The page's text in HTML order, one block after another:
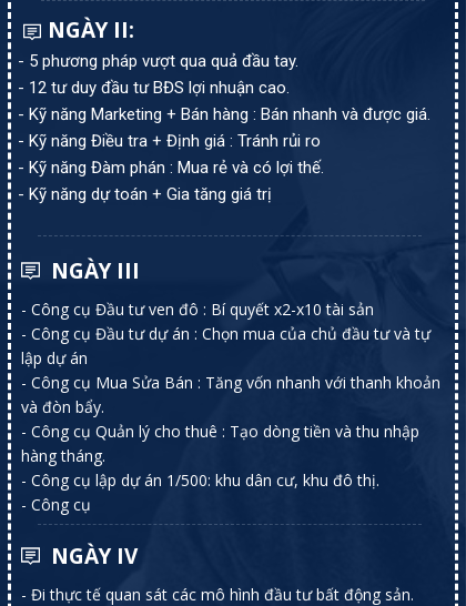
NGÀY II:
- 5 phương pháp vượt qua quả đầu tay.
- 12 tư duy đầu tư BĐS lợi nhuận cao.
- Kỹ năng Marketing + Bán hàng : Bán nhanh và được giá.
- Kỹ năng Điều tra + Định giá : Tránh rủi ro
- Kỹ năng Đàm phán : Mua rẻ và có lợi thế.
- Kỹ năng dự toán + Gia tăng giá trị
- Công cụ Đầu tư ven đô : Bí quyết x2-x10 tài sản
- Công cụ Đầu tư dự án : Chọn mua của chủ đầu tư và tự
lập dự án
- Công cụ Mua Sửa Bán : Tăng vốn nhanh với thanh khoản
và đòn bẩy.
- Công cụ Quản lý cho thuê : Tạo dòng tiền và thu nhập
hàng tháng.
- Công cụ lập dự án 1/500: khu dân cư, khu đô thị.
- Công cụ
NGÀY III
- Đi thực tế quan sát các mô hình đầu tư bất động sản.
NGÀY IV